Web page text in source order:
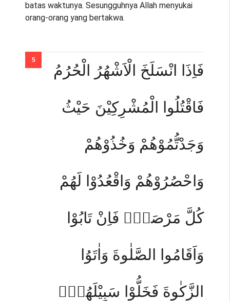
batas waktunya. Sesungguhnya Allah menyukai
orang-orang yang bertakwa.
فَاِذَا انْسَلَخَ الْاَشْهُرُ الْحُرُمُ
فَاقْتُلُوا الْمُشْرِكِيْنَ حَيْثُ
وَجَدْتُّمُوْهُمْ وَخُذُوْهُمْ
وَاحْصُرُوْهُمْ وَاقْعُدُوْا لَهُمْ
كُلَّ مَرْصَدٍۚ فَاِنْ تَابُوْا
وَاَقَامُوا الصَّلٰوةَ وَاٰتَوُا
الزَّكٰوةَ فَخَلُّوْا سَبِيْلَهُمْۗ